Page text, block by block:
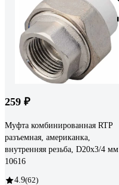
259 ₽
Муфта комбинированная RTP
разъемная, американка,
внутренняя резьба, D20х3/4 мм
10616
4.9(62)